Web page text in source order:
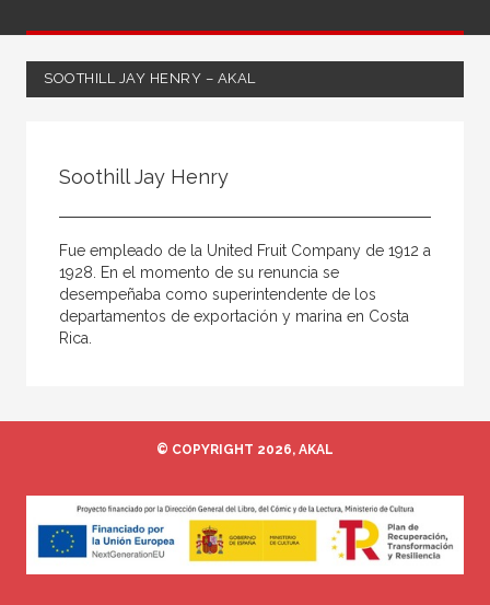
SOOTHILL JAY HENRY – AKAL
Coordinador
Editor
Editora
Escritora
Prologuista
Traductor
Soothill Jay Henry
Fue empleado de la United Fruit Company de 1912 a
1928. En el momento de su renuncia se
desempeñaba como superintendente de los
departamentos de exportación y marina en Costa
Rica.
© COPYRIGHT 2026, AKAL